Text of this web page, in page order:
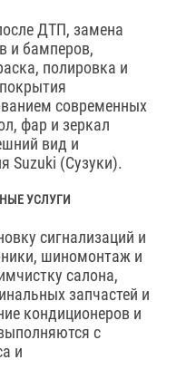
ДТП, замена
и бамперов,
полировка и
современных
фар и зеркал
вид и
Suzuki (Сузуки).
УСЛУГИ
сигнализаций и
шиномонтаж и
салона,
запчастей и
кондиционеров и
с
и